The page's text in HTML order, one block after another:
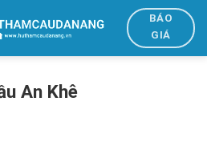
BÁO
GIÁ
An Khê